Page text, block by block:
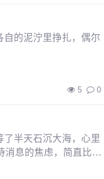
自的泥泞里挣扎，偶尔
5 0
半天石沉大海，心里
消息的焦虑，简直比等